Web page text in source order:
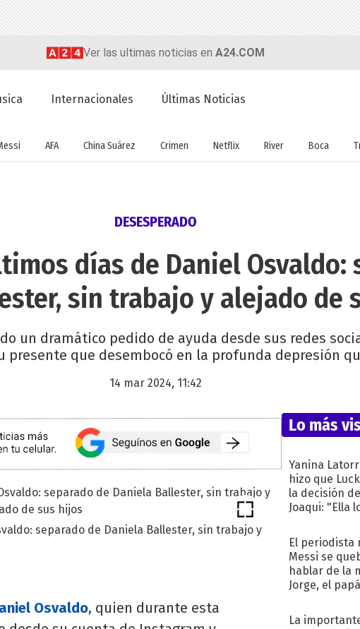
Ver las ultimas noticias en A24.COM
Internacionales Últimas Noticias
AFA China Suárez Crimen Netflix River Boca
DESESPERADO
días de Daniel Osvaldo:
sin trabajo y alejado de
un dramático pedido de ayuda desde sus redes
presente que desembocó en la profunda depresión
14 mar 2024, 11:42
separado de Daniela Ballester, sin trabajo y
Osvaldo, quien durante esta
Lo más
Yanina
hizo que
la decisión
Joaqui: "Ella
El periodista
Messi se
hablar de la
Jorge, el
La